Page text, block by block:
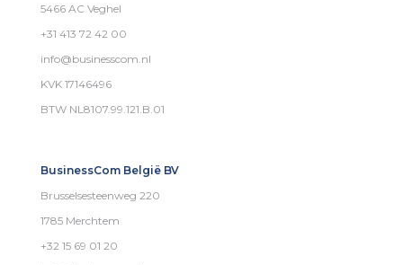
5466 AC Veghel
+31 413 72 42 00
info@businesscom.nl
KVK 17146496
BTW NL8107.99.121.B.01
BusinessCom België BV
Brusselsesteenweg 220
1785 Merchtem
+32 15 69 01 20